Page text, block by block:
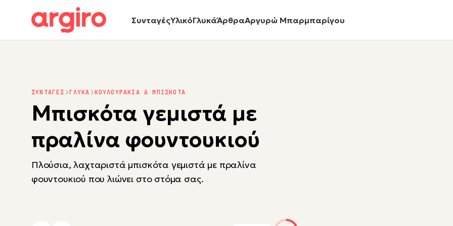
ΣυνταγέςΥλικόΓλυκάΆρθραΑργυρώ Μπαρμπαρίγου
ΣΥΝΤΑΓΕΣ ΓΛΥΚΑ ΚΟΥΛΟΥΡΑΚΙΑ & ΜΠΙΣΚΟΤΑ
Μπισκότα γεμιστά με
πραλίνα φουντουκιού
Πλούσια, λαχταριστά μπισκότα γεμιστά με πραλίνα
φουντουκιού που λιώνει στο στόμα σας.